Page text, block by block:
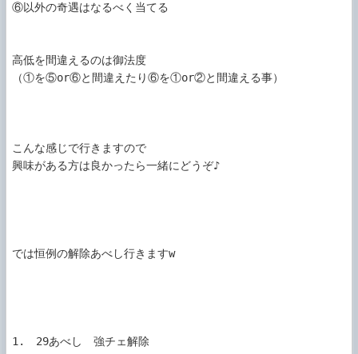
⑥以外の奇遇はなるべく当てる
高低を間違えるのは御法度
（①を⑤or⑥と間違えたり⑥を①or②と間違える事）
こんな感じで行きますので
興味がある方は良かったら一緒にどうぞ♪
では恒例の解除あべし行きますw
1.　29あべし　強チェ解除